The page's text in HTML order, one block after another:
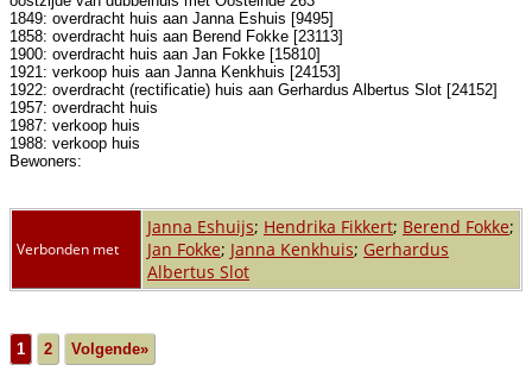
1849: overdracht huis aan Janna Eshuis [9495]
1858: overdracht huis aan Berend Fokke [23113]
1900: overdracht huis aan Jan Fokke [15810]
1921: verkoop huis aan Janna Kenkhuis [24153]
1922: overdracht (rectificatie) huis aan Gerhardus Albertus Slot [24152]
1957: overdracht huis
1987: verkoop huis
1988: verkoop huis
Bewoners:
Verbonden met
Janna Eshuijs; Hendrika Fikkert; Berend Fokke;
Jan Fokke; Janna Kenkhuis; Gerhardus
Albertus Slot
1 2 Volgende»